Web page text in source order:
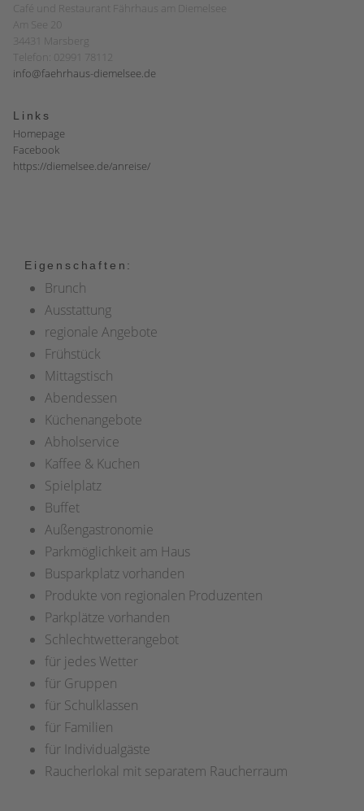
Café und Restaurant Fährhaus am Diemelsee
Am See 20
34431 Marsberg
Telefon: 02991 78112
info@faehrhaus-diemelsee.de
Links
Homepage
Facebook
https://diemelsee.de/anreise/
Eigenschaften:
Brunch
Ausstattung
regionale Angebote
Frühstück
Mittagstisch
Abendessen
Küchenangebote
Abholservice
Kaffee & Kuchen
Spielplatz
Buffet
Außengastronomie
Parkmöglichkeit am Haus
Busparkplatz vorhanden
Produkte von regionalen Produzenten
Parkplätze vorhanden
Schlechtwetterangebot
für jedes Wetter
für Gruppen
für Schulklassen
für Familien
für Individualgäste
Raucherlokal mit separatem Raucherraum